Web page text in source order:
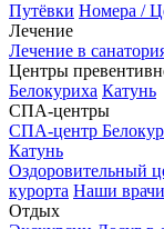
Путёвки Номера /
Лечение
Лечение в
Центры
Белокуриха Катунь
СПА-центры
СПА-центр
Катунь
Оздоровительный
курорта Наши врачи
Отдых